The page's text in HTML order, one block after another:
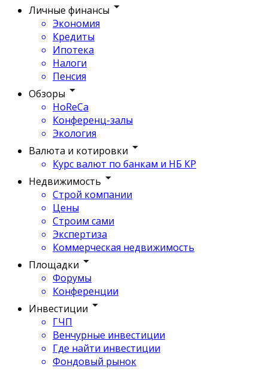
Личные финансы
Экономия
Кредиты
Ипотека
Налоги
Пенсия
Обзоры
HoReCa
Конференц-залы
Экология
Валюта и котировки
Курс валют по банкам и НБ КР
Недвижимость
Строй компании
Цены
Строим сами
Экспертиза
Коммерческая недвижимость
Площадки
Форумы
Конференции
Инвестиции
ГЧП
Венчурные инвестиции
Где найти инвестиции
Фондовый рынок